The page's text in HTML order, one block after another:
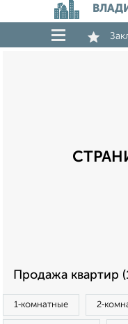
Продажа квартир
1‑комнатные